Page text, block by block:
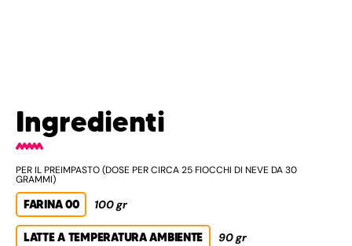
Ingredienti
PER IL PREIMPASTO (DOSE PER CIRCA 25 FIOCCHI DI NEVE DA 30
GRAMMI)
FARINA 00 100 gr
LATTE A TEMPERATURA AMBIENTE 90 gr